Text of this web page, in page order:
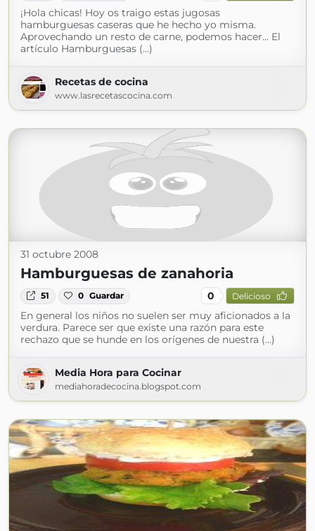
¡Hola chicas! Hoy os traigo estas jugosas
hamburguesas caseras que he hecho yo misma.
Aprovechando un resto de carne, podemos hacer... El
artículo Hamburguesas (...)
Recetas de cocina
www.lasrecetascocina.com
31 octubre 2008
Hamburguesas de zanahoria
51 0 Guardar 0 Delicioso
En general los niños no suelen ser muy aficionados a la
verdura. Parece ser que existe una razón para este
rechazo que se hunde en los orígenes de nuestra (...)
Media Hora para Cocinar
mediahoradecocina.blogspot.com